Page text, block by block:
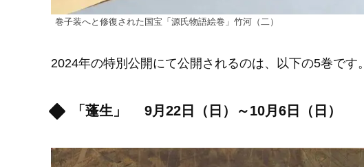
巻子装へと修復された国宝「源氏物語絵巻」竹河（二）
2024年の特別公開にて公開されるのは、以下の5巻です。
「蓬生」 9月22日（日）～10月6日（日）